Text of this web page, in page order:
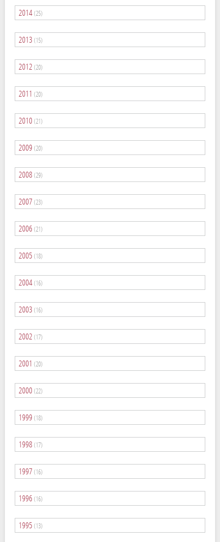
2014 (25)
2013 (15)
2012 (20)
2011 (20)
2010 (21)
2009 (20)
2008 (29)
2007 (23)
2006 (21)
2005 (18)
2004 (16)
2003 (16)
2002 (17)
2001 (20)
2000 (22)
1999 (18)
1998 (17)
1997 (16)
1996 (16)
1995 (13)